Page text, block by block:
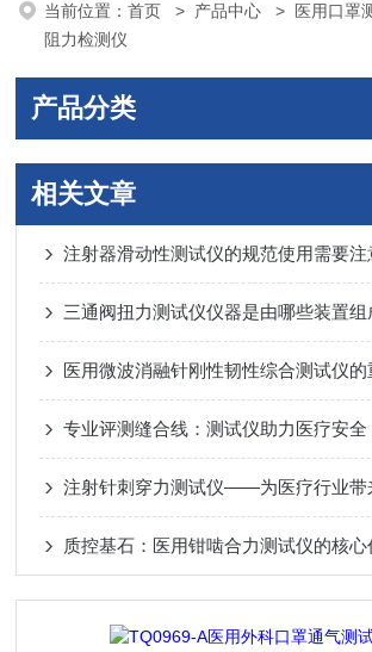
当前位置：首页 > 产品中心 > 医用口罩
阻力检测仪
产品分类
相关文章
注射器滑动性测试仪的规范使用需要注
三通阀扭力测试仪仪器是由哪些装置组
医用微波消融针刚性韧性综合测试仪的
专业评测缝合线：测试仪助力医疗安全
质控基石：医用钳啮合力测试仪的核心